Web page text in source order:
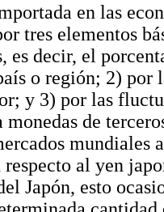
en las
tres elementos
es decir, el
o región; 2) por
y 3) por las
monedas de
mundiales
respecto al yen
Japón, esto